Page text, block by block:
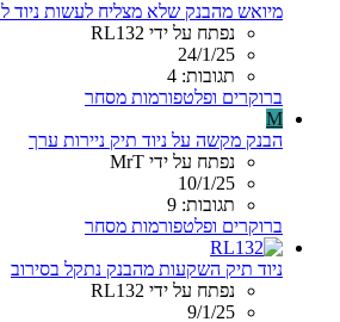
מיואש מהבנק שלא מצליח לעשות ניוד לIB
נפתח על ידי RL132
24/1/25
תגובות: 4
ברוקרים ופלטפורמות מסחר
M
הבנק מקשה על ניוד תיק ניירות ערך
נפתח על ידי MrT
10/1/25
תגובות: 9
ברוקרים ופלטפורמות מסחר
ניוד תיק השקעות מהבנק נתקל בסירוב
נפתח על ידי RL132
9/1/25